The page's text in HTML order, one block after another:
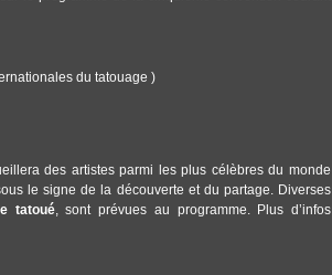
du tatouage )
des artistes parmi les plus célèbres du monde
le signe de la découverte et du partage. Diverses
tatoué, sont prévues au programme. Plus d’infos